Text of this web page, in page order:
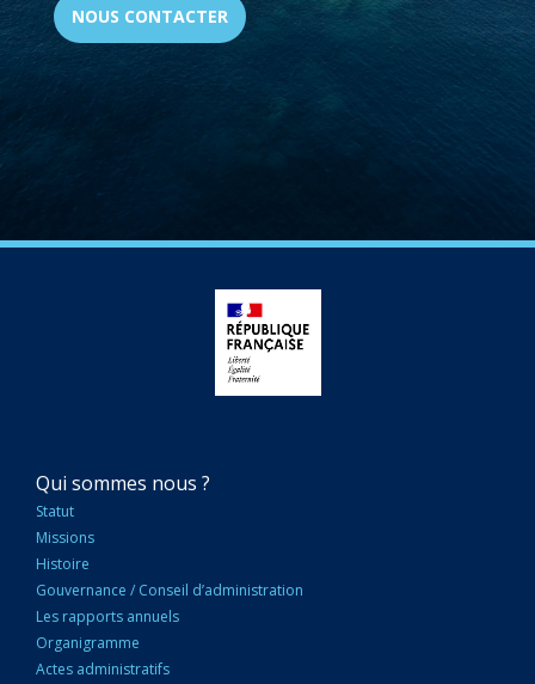
NOUS CONTACTER
NAVIGATION
PRINCIPALE
Qui sommes nous ?
Statut
Missions
Histoire
Gouvernance / Conseil d’administration
Les rapports annuels
Organigramme
Actes administratifs